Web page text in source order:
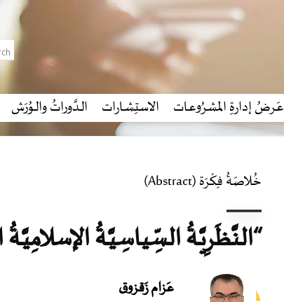
عَـرضُ إدارةِ المشرُوعـات الاستِشـارات الـدَّوراتُ والـوُرَش
خُلاصَةُ فِكْرَة (Abstract)
“النَّظَرِيَّـةُ السِّياسِيَّـةُ
عَزام زَقزوق